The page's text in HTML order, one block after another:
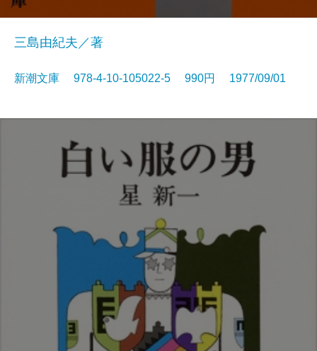
三島由紀夫／著
新潮文庫 978-4-10-105022-5 990円 1977/09/01